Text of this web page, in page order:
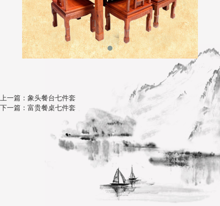
上一篇：象头餐台七件套
下一篇：富贵餐桌七件套